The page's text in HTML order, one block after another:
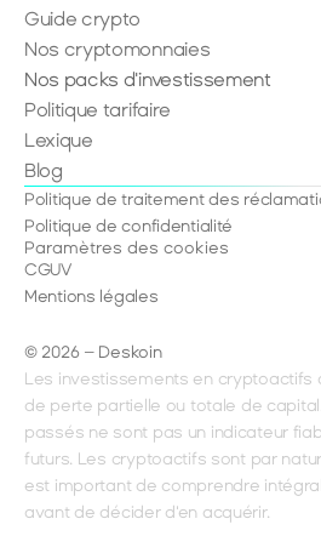
Guide crypto
Nos cryptomonnaies
Nos packs d'investissement
Politique tarifaire
Lexique
Blog
© 2026 – Deskoin
Politique de traitement des
Politique de confidentialité
Paramètres des cookies
CGUV
Mentions légales
Les investissements en cryptoactifs
de perte partielle ou totale de
passés ne sont pas un indicateur
futurs. Les cryptoactifs sont par
est important de comprendre
avant de décider d'en acquérir.